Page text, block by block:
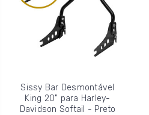
Sissy Bar Desmontável
King 20" para Harley-
Davidson Softail - Preto